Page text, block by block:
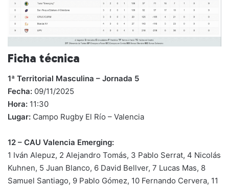
Ficha técnica
1ª Territorial Masculina – Jornada 5
Fecha: 09/11/2025
Hora: 11:30
Lugar: Campo Rugby El Río – Valencia
12 – CAU Valencia Emerging:
1 Iván Alepuz, 2 Alejandro Tomás, 3 Pablo Serrat, 4 Nicolás
Kuhnen, 5 Juan Blanco, 6 David Bellver, 7 Lucas Mas, 8
Samuel Santiago, 9 Pablo Gómez, 10 Fernando Cervera, 11